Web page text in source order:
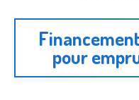
pour